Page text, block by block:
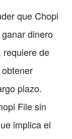
que Chopi
dinero
requiere de
plazo.
File sin
implica el